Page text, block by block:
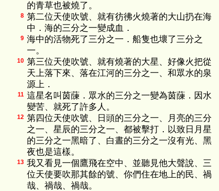
的青草也被燒了。
8 第二位天使吹號、就有彷彿火燒著的大山扔在海
中．海的三分之一變成血．
9 海中的活物死了三分之一．船隻也壞了三分之
一。
10 第三位天使吹號、就有燒著的大星、好像火把從
天上落下來、落在江河的三分之一、和眾水的泉
源上．
11 這星名叫茵蔯．眾水的三分之一變為茵蔯．因水
變苦、就死了許多人。
12 第四位天使吹號、日頭的三分之一、月亮的三分
之一、星辰的三分之一、都被擊打．以致日月星
的三分之一黑暗了、白晝的三分之一沒有光、黑
夜也是這樣。
13 我又看見一個鷹飛在空中、並聽見他大聲說、三
位天使要吹那其餘的號、你們住在地上的民、禍
哉、禍哉、禍哉。